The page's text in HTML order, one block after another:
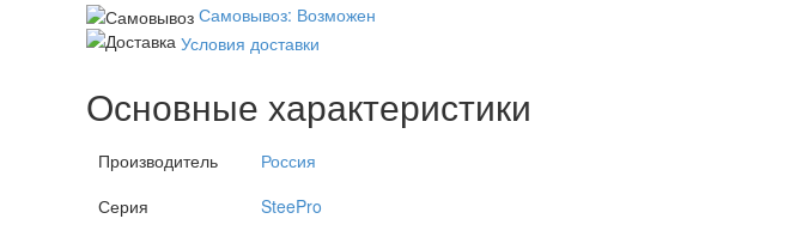
Самовывоз: Возможен
Условия доставки
Основные характеристики
Производитель
Россия
Серия
SteePro